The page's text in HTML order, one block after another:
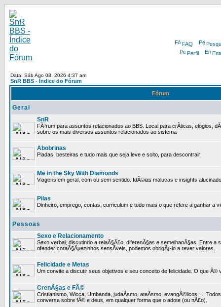
FAQ
Perfil
Data: Sáb Ago 08, 2026 4:37 am
SnR BBS - Índice do Fórum
Fórum
Geral
SnR
FÃ³rum para assuntos relacionados ao BBS. Local para crÃ­ticas, elogios,
sobre os mais diversos assuntos relacionados ao sistema
Abobrinas
Piadas, besteiras e tudo mais que seja leve e solto, para descontrair
Me in the Sky With Diamonds
Viagens em geral, com ou sem sentido. IdÃ©ias malucas e insights
Pilas
Dinheiro, emprego, contas, curriculum e tudo mais o que refere a ganhar a
Pessoas
Sexo e Relacionamento
Sexo verbal, discutindo a relaÃ§Ã£o, diferenÃ§as e semelhanÃ§as. Entre a
ofender coraÃ§Ãµezinhos sensÃ­veis, podemos obrigÃ¡-lo a rever valores.
Felicidade e Metas
Um convite a discutir seus objetivos e seu conceito de felicidade. O que Ã©
CrenÃ§as e FÃ©
Cristianismo, Wicca, Umbanda, judaÃ­smo, ateÃ­smo, evangÃ©licos, ...
conversa sobre fÃ© e deus, em qualquer forma que o adote (ou nÃ£o).